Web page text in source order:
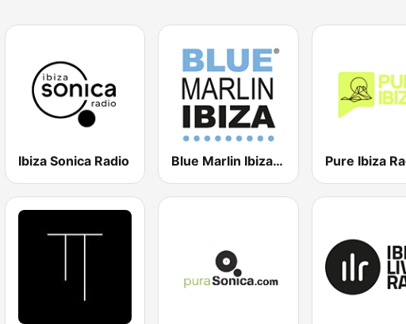
Ibiza Sonica Radio Blue Marlin Ibiza Radio Pure Ibiza